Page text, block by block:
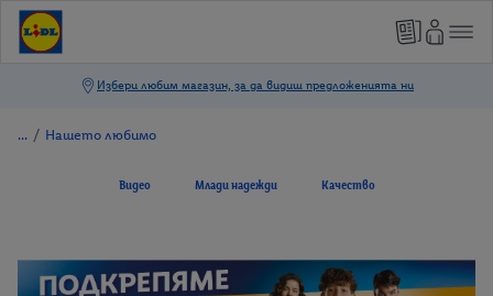
/ Нашето любимо
Видео Млади надежди Качество